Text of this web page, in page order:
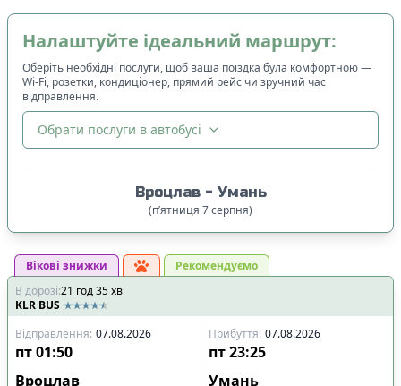
Налаштуйте ідеальний маршрут:
Оберіть необхідні послуги, щоб ваша поїздка була комфортною —
Wi-Fi, розетки, кондиціонер, прямий рейс чи зручний час
відправлення.
Обрати послуги в автобусі
Спочатку дешевші
Час відправлення
Спочатку ранні
Спочатку вечірні
Час прибуття
Спочатку ранні
Вроцлав - Умань
(п’ятниця 7серпня)
Вікові знижки
Рекомендуємо
В дорозі:21 год35хв
KLR BUS
Відправлення: 07.08.2026 Прибуття: 07.08.2026
пт01:50 пт 23:25
Вроцлав
Умань